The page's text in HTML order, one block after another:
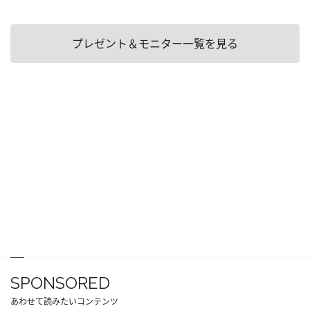
プレゼント＆モニター一覧を見る
SPONSORED
あわせて読みたいコンテンツ